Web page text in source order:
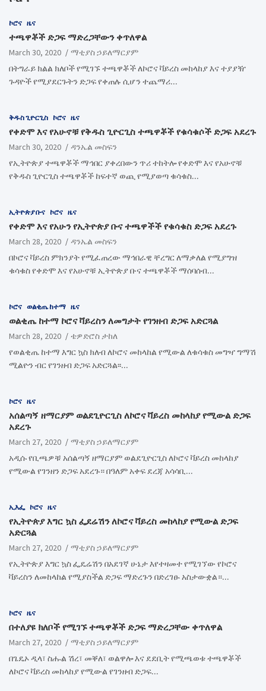
ኮሮና ዜና
ተጫዋቾች ድጋፍ ማድረጋቸውን ቀጥለዋል
March 30, 2020
ማቲያስ ኃይለማርያም
በትግራይ ክልል ክለቦች የሚገኙ ተጫዋቾች ለኮሮና ቫይረስ መከላከያ እና ተያያዥ
ጉዳዮች የሚያደርጉትን ድጋፍ የቀጠሉ ሲሆን ተጨማሪ…
ቅዱስ ጊዮርጊስ ኮሮና ዜና
የቀድሞ እና የአሁኖቹ የቅዱስ ጊዮርጊስ ተጫዋቾች የቁሳቁሶች ድጋፍ አደረጉ
March 30, 2020
ዳንኤል መስፍን
የኢትዮጵያ ተጫዋቾች ማኅበር ያቀረበውን ጥሪ ተከትሎ የቀድሞ እና የአሁኖቹ
የቅዱስ ጊዮርጊስ ተጫዋቾች ከፍተኛ ወጪ የሚያወጣ ቁሳቁስ…
ኢትዮጵያ ቡና ኮሮና ዜና
የቀድሞ እና የአሁን የኢትዮጵያ ቡና ተጫዋችች የቁሳቁስ ድጋፍ አደረጉ
March 28, 2020
ዳንኤል መስፍን
በኮሮና ቫይረስ ምክንያት የሚፈጠረው ማኅበራዊ ቸረግር ለማቃለል የሚያግዝ
ቁሳቁስ የቀድሞ እና የአሁኖቹ ኢትዮጵያ ቡና ተጫዋቾች ማሰባሰብ…
ኮሮና ወልቂጤ ከተማ ዜና
ወልቂጤ ከተማ ኮሮና ቫይረስን ለመግታት የገንዘብ ድጋፍ አድርጓል
March 28, 2020
ቴዎድሮስ ታከለ
የወልቂጤ ከተማ እግር ኳስ ክለብ ለኮሮና መከላከል የሚውል ለቁሳቁስ መግዣ ግማሽ
ሚልዮን ብር የገንዘብ ድጋፍ አድርጓል፡፡…
ኮሮና ዜና
አሰልጣኝ ዘማርያም ወልደጊዮርጊስ ለኮሮና ቫይረስ መከላከያ የሚውል ድጋፍ
አደረጉ
March 27, 2020
ማቲያስ ኃይለማርያም
አዲሱ የቢጫዎቹ አሰልጣኝ ዘማርያም ወልደጊዮርጊስ ለኮሮና ቫይረስ መከላከያ
የሚውል የገንዘን ድጋፍ አደረጉ። በዓለም አቀፍ ደረጃ አሳሳቢ…
ኢእፌ ኮሮና ዜና
የኢትዮጵያ እግር ኳስ ፌደሬሽን ለኮሮና ቫይረስ መከላከያ የሚውል ድጋፍ
አድርጓል
March 27, 2020
ማቲያስ ኃይለማርያም
የኢትዮጵያ እግር ኳስ ፌዴሬሽን በአደገኛ ሁኔታ እየተዛመተ የሚገኘው የኮሮና
ቫይረስን ለመከላከል የሚያስችል ድጋፍ ማድረጉን በድረገፁ አስታውቋል።…
ኮሮና ዜና
በተለያዩ ክለቦች የሚገኙ ተጫዋቾች ድጋፍ ማድረጋቸው ቀጥለዋል
March 27, 2020
ማቲያስ ኃይለማርያም
በጌዴኦ ዲላ፣ ስሑል ሽረ፣ መቐለ፣ ወልዋሎ እና ደደቢት የሚጫወቱ ተጫዋቾች
ለኮሮና ቫይረስ መከላከያ የሚውል የገንዘብ ድጋፍ…